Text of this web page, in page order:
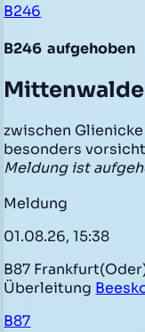
B246
B246 aufgehoben
zwischen
besonders
Meldung ist
Meldung
01.08.26, 15:38
B87
Überleitung
B87